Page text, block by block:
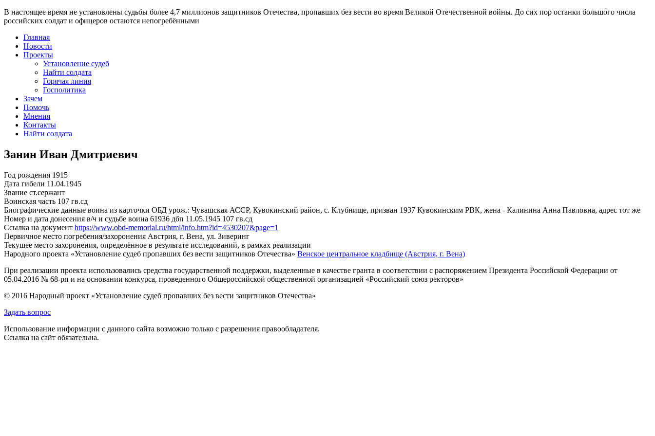
В настоящее время не установлены судьбы более 4,7 миллионов защитников Отечества, пропавших без вести во время Великой Отечественной войны. До сих пор останки большо́го числа
российских солдат и офицеров остаются непогребёнными
Главная
Новости
Проекты
Установление судеб
Найти солдата
Горячая линия
Госполитика
Зачем
Помочь
Мнения
Контакты
Найти солдата
Занин Иван Дмитриевич
Год рождения 1915
Дата гибели 11.04.1945
Звание ст.сержант
Воинская часть 107 гв.сд
Биографические данные воина из карточки ОБД урож.: Чувашская АССР, Кувокинский район, с. Клубнище, призван 1937 Кувокинским РВК, жена - Калинина Анна Павловна, адрес тот же
Номер и дата донесения в/ч и судьбе воина 61936 дбп 11.05.1945 107 гв.сд
Ссылка на документ https://www.obd-memorial.ru/html/info.htm?id=4530207&page=1
Первичное место погребения/захоронения Австрия, г. Вена, ул. Зиверинг
Текущее место захоронения, определённое в результате исследований, в рамках реализации
Народного проекта «Установление судеб пропавших без вести защитников Отечества» Венское центральное кладбище (Австрия, г. Вена)
При реализации проекта использовались средства государственной поддержки, выделенные в качестве гранта в соответствии с распоряжением Президента Российской Федерации от
05.04.2016 № 68-рп и на основании конкурса, проведенного Общероссийской общественной организацией «Российский союз ректоров»
© 2016 Народный проект «Установление судеб пропавших без вести защитников Отечества»
Задать вопрос
Использование информации с данного сайта возможно только с разрешения правообладателя.
Ссылка на сайт обязательна.